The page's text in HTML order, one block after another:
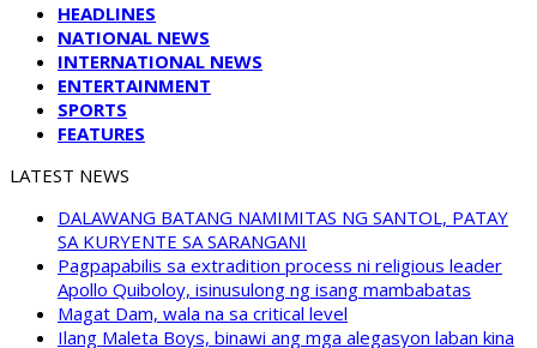
HEADLINES
NATIONAL NEWS
INTERNATIONAL NEWS
ENTERTAINMENT
SPORTS
FEATURES
LATEST NEWS
DALAWANG BATANG NAMIMITAS NG SANTOL, PATAY
SA KURYENTE SA SARANGANI
Pagpapabilis sa extradition process ni religious leader
Apollo Quiboloy, isinusulong ng isang mambabatas
Magat Dam, wala na sa critical level
Ilang Maleta Boys, binawi ang mga alegasyon laban kina